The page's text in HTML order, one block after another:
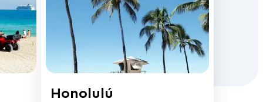
Honolulú